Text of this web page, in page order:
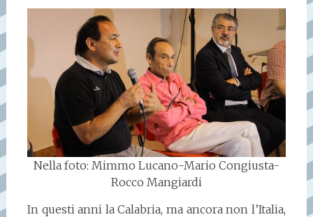
Nella foto: Mimmo Lucano-Mario Congiusta-
Rocco Mangiardi
In questi anni la Calabria, ma ancora non l’Italia,